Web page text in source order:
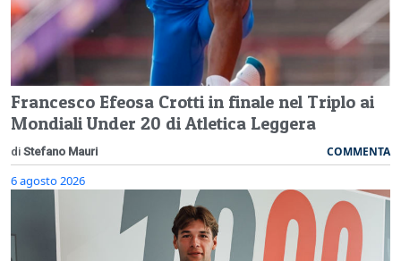
Francesco Efeosa Crotti in finale nel Triplo ai
Mondiali Under 20 di Atletica Leggera
di Stefano Mauri COMMENTA
6 agosto 2026